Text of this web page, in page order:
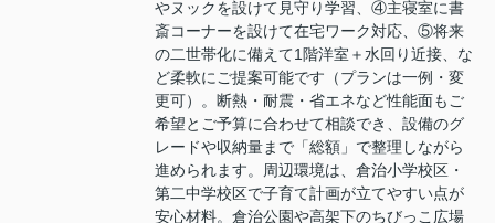
やヌックを設けて見守り学習、④主寝室に書
斎コーナーを設けて在宅ワーク対応、⑤将来
の二世帯化に備えて1階洋室＋水回り近接、な
ど柔軟にご提案可能です（プランは一例・変
更可）。断熱・耐震・省エネなど性能面もご
希望とご予算に合わせて相談でき、設備のグ
レードや収納量まで「総額」で整理しながら
進められます。周辺環境は、倉治小学校区・
第二中学校区で子育て計画が立てやすい点が
安心材料。倉治公園や高架下のちびっこ広場